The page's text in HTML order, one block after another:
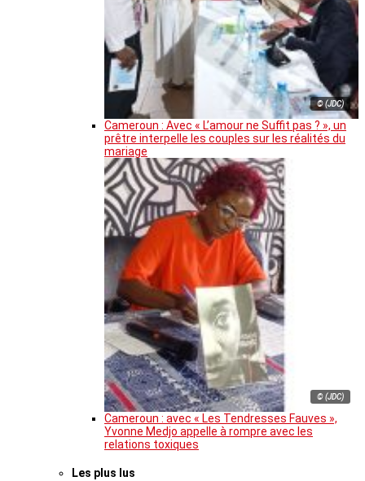
© (JDC)
Cameroun : Avec « L’amour ne Suffit pas ? », un
prêtre interpelle les couples sur les réalités du
mariage
© (JDC)
Cameroun : avec « Les Tendresses Fauves »,
Yvonne Medjo appelle à rompre avec les
relations toxiques
Les plus lus